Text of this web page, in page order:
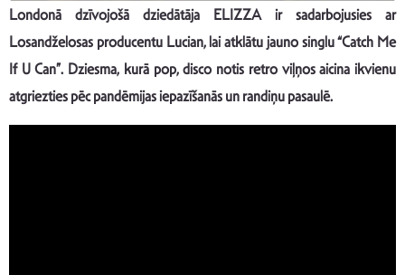
Londonā dzīvojošā dziedātāja ELIZZA ir sadarbojusies ar
Losandželosas producentu Lucian, lai atklātu jauno singlu “Catch Me
If U Can”. Dziesma, kurā pop, disco notis retro viļņos aicina ikvienu
atgriezties pēc pandēmijas iepazīšanās un randiņu pasaulē.